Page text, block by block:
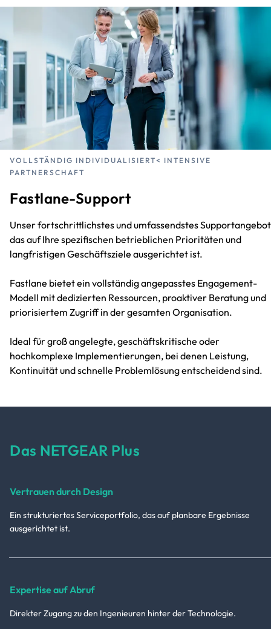
VOLLSTÄNDIG INDIVIDUALISIERT< INTENSIVE
PARTNERSCHAFT
Fastlane-Support
Unser fortschrittlichstes und umfassendstes
das auf Ihre spezifischen betrieblichen Prioritäten und
langfristigen Geschäftsziele ausgerichtet ist.
Fastlane bietet ein vollständig angepasstes Engagement-
Modell mit dedizierten Ressourcen, proaktiver Beratung und
priorisiertem Zugriff in der gesamten Organisation.
Ideal für groß angelegte, geschäftskritische oder
hochkomplexe Implementierungen, bei denen Leistung,
Kontinuität und schnelle Problemlösung entscheidend sind.
Das NETGEAR Plus
Vertrauen durch Design
Ein strukturiertes Serviceportfolio, das auf planbare Ergebnisse
ausgerichtet ist.
Expertise auf Abruf
Direkter Zugang zu den Ingenieuren hinter der Technologie.